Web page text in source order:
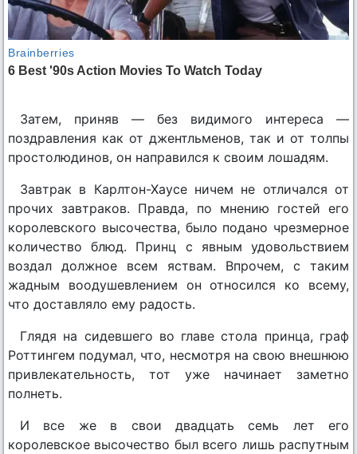
Затем, приняв — без видимого интереса —
поздравления как от джентльменов, так и от толпы
простолюдинов, он направился к своим лошадям.
Завтрак в Карлтон-Хаусе ничем не отличался от
прочих завтраков. Правда, по мнению гостей его
королевского высочества, было подано чрезмерное
количество блюд. Принц с явным удовольствием
воздал должное всем яствам. Впрочем, с таким
жадным воодушевлением он относился ко всему,
что доставляло ему радость.
Глядя на сидевшего во главе стола принца, граф
Роттингем подумал, что, несмотря на свою внешнюю
привлекательность, тот уже начинает заметно
полнеть.
И все же в свои двадцать семь лет его
королевское высочество был всего лишь распутным